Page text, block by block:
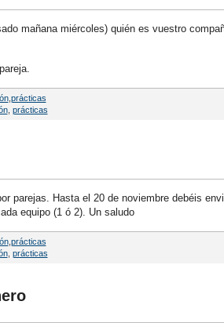
mañana miércoles) quién es vuestro
, prácticas
, prácticas
parejas. Hasta el 20 de noviembre debéis
equipo (1 ó 2). Un saludo
, prácticas
, prácticas